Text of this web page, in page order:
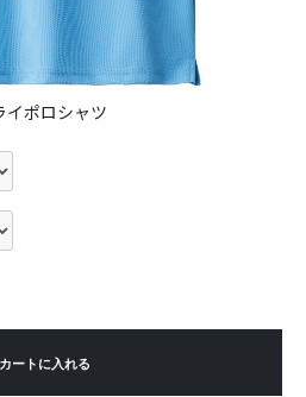
イポロシャツ
カートに入れる